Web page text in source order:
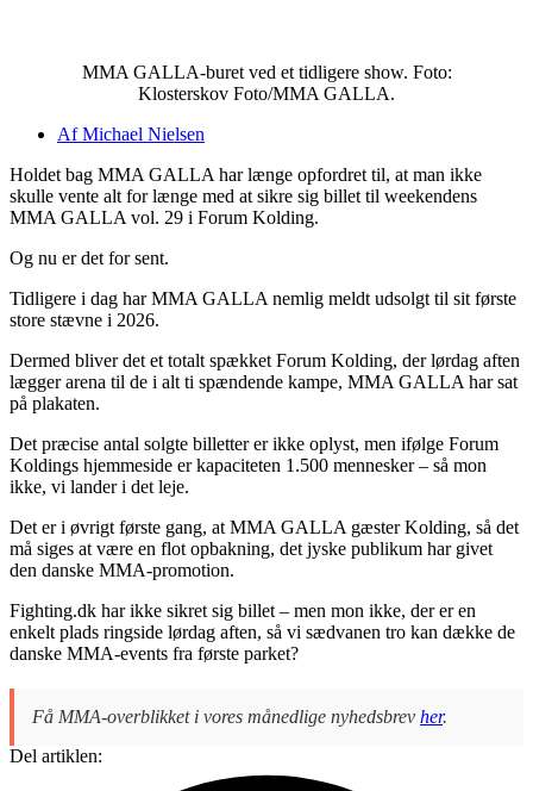
MMA GALLA-buret ved et tidligere show. Foto:
Klosterskov Foto/MMA GALLA.
AfMichael Nielsen
Holdet bag MMA GALLA har længe opfordret til, at man ikke
skulle vente alt for længe med at sikre sig billet til weekendens
MMA GALLA vol. 29 i Forum Kolding.
Og nu er det for sent.
Tidligere i dag har MMA GALLA nemlig meldt udsolgt til sit første
store stævne i 2026.
Dermed bliver det et totalt spækket Forum Kolding, der lørdag aften
lægger arena til de i alt ti spændende kampe, MMA GALLA har sat
på plakaten.
Det præcise antal solgte billetter er ikke oplyst, men ifølge Forum
Koldings hjemmeside er kapaciteten 1.500 mennesker – så mon
ikke, vi lander i det leje.
Det er i øvrigt første gang, at MMA GALLA gæster Kolding, så det
må siges at være en flot opbakning, det jyske publikum har givet
den danske MMA-promotion.
Fighting.dk har ikke sikret sig billet – men mon ikke, der er en
enkelt plads ringside lørdag aften, så vi sædvanen tro kan dække de
danske MMA-events fra første parket?
Få MMA-overblikket i vores månedlige nyhedsbrev her.
Del artiklen: